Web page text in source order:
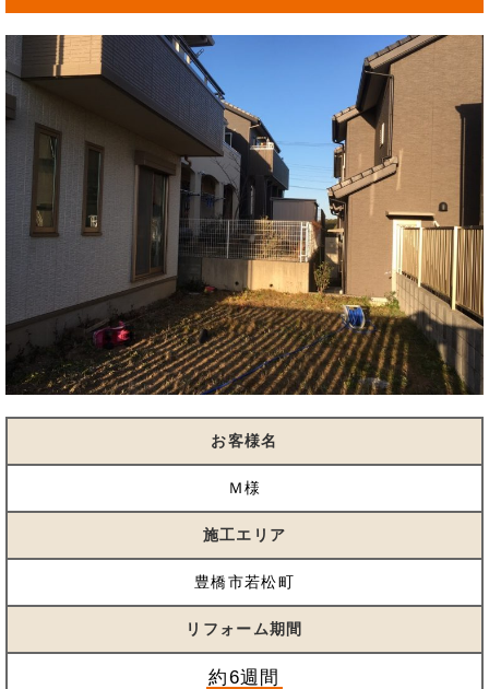
お客様名
Ｍ様
施工エリア
豊橋市若松町
リフォーム期間
約6週間